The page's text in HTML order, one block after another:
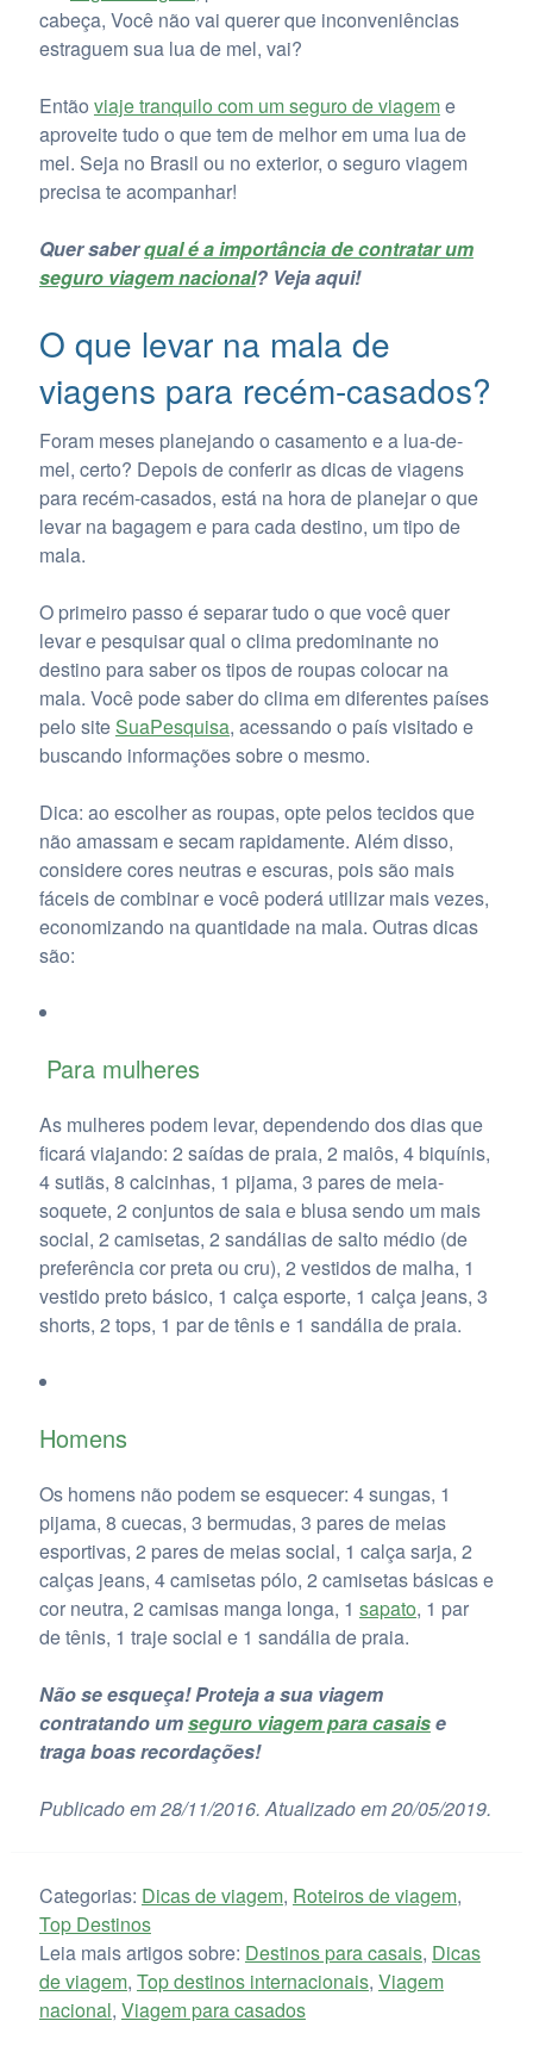
cabeça, Você não vai querer que inconveniências
estraguem sua lua de mel, vai?
Então viaje tranquilo com um seguro de viageme
aproveite tudo o que tem de melhor em uma lua de
mel. Seja no Brasil ou no exterior, o seguro viagem
precisa te acompanhar!
Quer saberqual é a importância de contratar um
seguro viagem nacional? Veja aqui!
O que levar na mala de
viagens para recém-casados?
Foram meses planejando o casamento e a lua-de-
mel, certo? Depois de conferir as dicas de viagens
para recém-casados, está na hora de planejar o que
levar na bagagem e para cada destino, um tipo de
mala.
O primeiro passo é separar tudo o que você quer
levar e pesquisar qual o clima predominante no
destino para saber os tipos de roupas colocar na
mala. Você pode saber do clima em diferentes países
pelo siteSuaPesquisa, acessando o país visitado e
buscando informações sobre o mesmo.
Dica: ao escolher as roupas, opte pelos tecidos que
não amassam e secam rapidamente. Além disso,
considere cores neutras e escuras, pois são mais
fáceis de combinar e você poderá utilizar mais vezes,
economizando na quantidade na mala. Outras dicas
são:
Para mulheres
As mulheres podem levar, dependendo dos dias que
ficará viajando: 2 saídas de praia, 2 maiôs, 4 biquínis,
4 sutiãs, 8 calcinhas, 1 pijama, 3 pares de meia-
soquete, 2 conjuntos de saia e blusa sendo um mais
social, 2 camisetas, 2 sandálias de salto médio (de
preferência cor preta ou cru), 2 vestidos de malha, 1
vestido preto básico, 1 calça esporte, 1 calça jeans, 3
shorts, 2 tops, 1 par de tênis e 1 sandália de praia.
Homens
Os homens não podem se esquecer: 4 sungas, 1
pijama, 8 cuecas, 3 bermudas, 3 pares de meias
esportivas, 2 pares de meias social, 1 calça sarja, 2
calças jeans, 4 camisetas pólo, 2 camisetas básicas e
cor neutra, 2 camisas manga longa, 1 sapato, 1 par
de tênis, 1 traje social e 1 sandália de praia.
Não se esqueça!Proteja a sua viagem
contratando umseguro viagem para casaise
traga boas recordações!
Publicado em 28/11/2016. Atualizado em 20/05/2019.
Categorias: Dicas de viagem, Roteiros de viagem,
Top Destinos
Leia mais artigos sobre: Destinos para casais, Dicas
de viagem, Top destinos internacionais, Viagem
nacional, Viagem para casados